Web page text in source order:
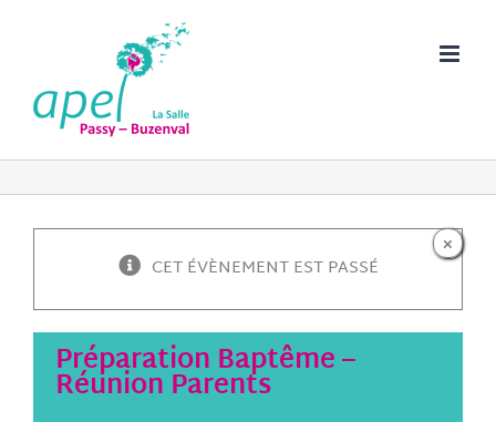
×
CET ÉVÈNEMENT EST PASSÉ
Préparation Baptême –
Réunion Parents